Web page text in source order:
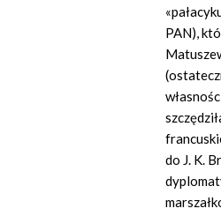
PAN),
do J. K.